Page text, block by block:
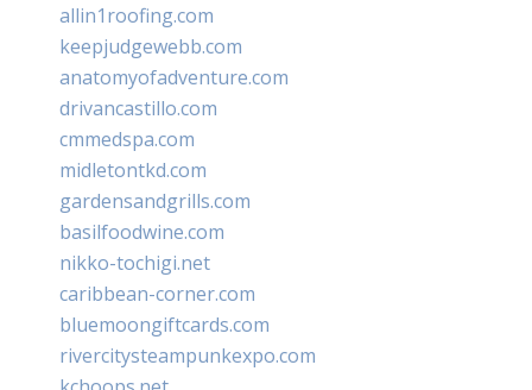
allin1roofing.com
keepjudgewebb.com
anatomyofadventure.com
drivancastillo.com
cmmedspa.com
midletontkd.com
gardensandgrills.com
basilfoodwine.com
nikko-tochigi.net
caribbean-corner.com
bluemoongiftcards.com
rivercitysteampunkexpo.com